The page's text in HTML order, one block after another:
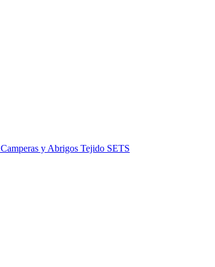
Camperas y Abrigos Tejido SETS